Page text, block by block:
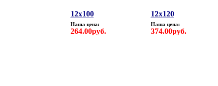
12х100
Наша цена:
264.00руб.
12х120
Наша цена:
374.00руб.